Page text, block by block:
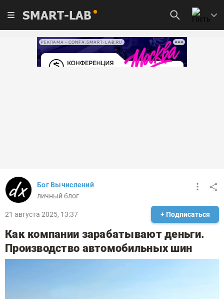
SMART-LAB
РЕКЛАМА • CONFA.SMART-LAB.RU
Бог Вычислений
личный блог
21 августа 2025, 13:37 + Подписаться
Как компании зарабатывают деньги.
Производство автомобильных шин